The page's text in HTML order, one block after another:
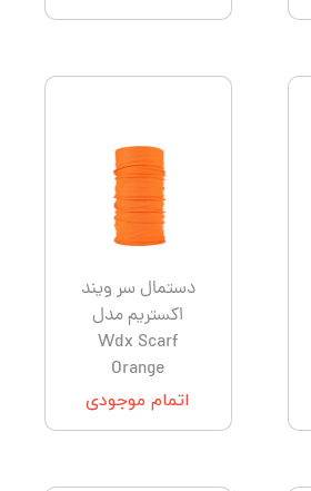
دستمال سر ویند
اکستریم مدل
Wdx Scarf
Orange
اتمام موجودی